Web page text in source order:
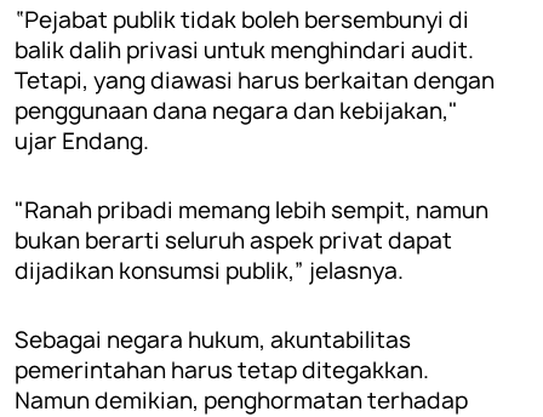
“Pejabat publik tidak boleh bersembunyi di
balik dalih privasi untuk menghindari audit.
Tetapi, yang diawasi harus berkaitan dengan
penggunaan dana negara dan kebijakan,"
ujar Endang.
"Ranah pribadi memang lebih sempit, namun
bukan berarti seluruh aspek privat dapat
dijadikan konsumsi publik,” jelasnya.
Sebagai negara hukum, akuntabilitas
pemerintahan harus tetap ditegakkan.
Namun demikian, penghormatan terhadap